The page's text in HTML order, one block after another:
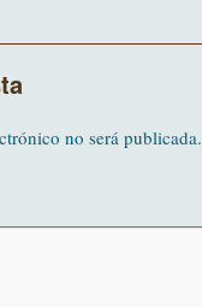
no será publicada.